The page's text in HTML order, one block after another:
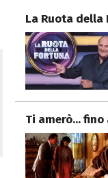
La Ruota della
Ti amerò...